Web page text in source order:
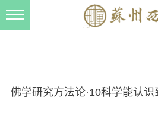
佛学研究方法论·10科学能认识